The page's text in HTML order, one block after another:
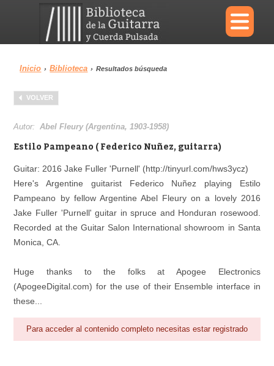
×
Menu
Biblioteca
Área personal Reproductor
Inicio › Biblioteca › Resultados búsqueda
VOLVER
Autor:Abel Fleury (Argentina, 1903-1958)
Estilo Pampeano ( Federico Nuñez, guitarra)
Guitar: 2016 Jake Fuller 'Purnell' (http://tinyurl.com/hws3ycz)
Here's Argentine guitarist Federico Nuñez playing Estilo
Pampeano by fellow Argentine Abel Fleury on a lovely 2016
Jake Fuller 'Purnell' guitar in spruce and Honduran rosewood.
Recorded at the Guitar Salon International showroom in Santa
Monica, CA.
Huge thanks to the folks at Apogee Electronics
(ApogeeDigital.com) for the use of their Ensemble interface in
these...
Para acceder al contenido completo necesitas estar registrado